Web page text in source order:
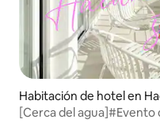
Habitación de hotel en
[Cerca del agua]#Evento